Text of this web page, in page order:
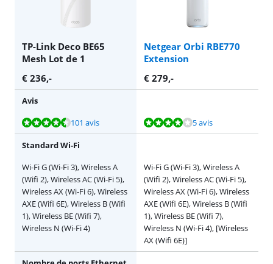
TP-Link Deco BE65
Mesh Lot de 1
Netgear Orbi RBE770
Extension
€ 236,- € 279,-
Avis
La note est de 9,0 sur 10, basée sur 101 avis.
101 avis
La note est de 8,0 sur 10, basée sur 5 avis. 5 avis
Standard Wi-Fi
Wi-Fi G (Wi-Fi 3), Wireless A
(Wifi 2), Wireless AC (Wi-Fi 5),
Wireless AX (Wi-Fi 6), Wireless
AXE (Wifi 6E), Wireless B (Wifi
1), Wireless BE (Wifi 7),
Wireless N (Wi-Fi 4)
Wi-Fi G (Wi-Fi 3), Wireless A
(Wifi 2), Wireless AC (Wi-Fi 5),
Wireless AX (Wi-Fi 6), Wireless
AXE (Wifi 6E), Wireless B (Wifi
1), Wireless BE (Wifi 7),
Wireless N (Wi-Fi 4), [Wireless
AX (Wifi 6E)]